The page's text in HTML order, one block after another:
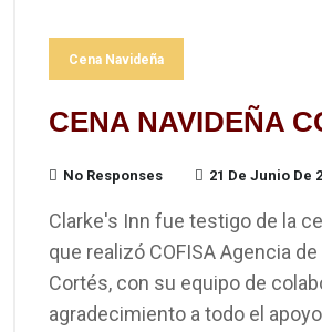
Cena Navideña
CENA NAVIDEÑA
No Responses 21 De Junio De
Clarke's Inn fue testigo de la
que realizó COFISA Agencia
Cortés, con su equipo de
agradecimiento a todo el